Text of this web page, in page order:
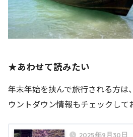
★あわせて読みたい
年末年始を挟んで旅行される方は
ウントダウン情報もチェックして
2025年9月30日